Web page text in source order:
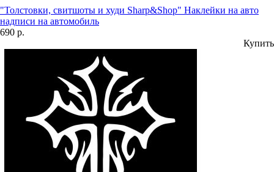
"Толстовки, свитшоты и худи Sharp&Shop" Наклейки на авто
надписи на автомобиль
690 р.
Купить